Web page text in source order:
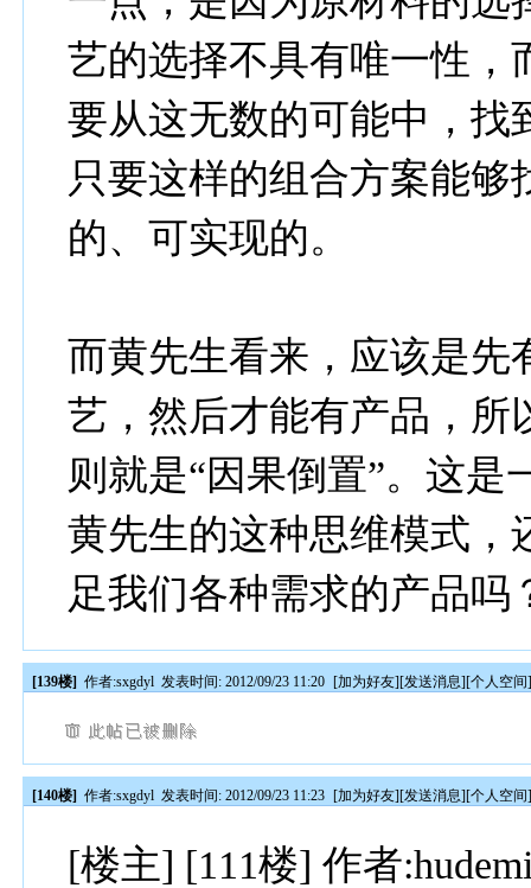
艺的选择不具有唯一性，
要从这无数的可能中，找
只要这样的组合方案能
的、可实现的。
而黄先生看来，应该是先
艺，然后才能有产品，所
则就是“因果倒置”。这
黄先生的这种思维模式，
足我们各种需求的产品吗
[139楼] 作者:sxgdyl 发表时间: 2012/09/23 11:20 [加为好友][发送消息][个人空间
[140楼] 作者:sxgdyl 发表时间: 2012/09/23 11:23 [加为好友][发送消息][个人空间
[楼主] [111楼] 作者